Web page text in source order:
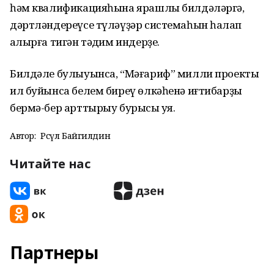
һәм квалификацияһына ярашлы билдәләргә,
дәртләндереүсе түләүҙәр системаһын һаҡлап
ҡалырға тигән тәҡдим индерҙе.
Билдәле булыуынса, “Мәғариф” милли проекты
ил буйынса белем биреү өлкәһенә иғтибарҙы
бермә-бер арттырыу бурысы ҡуя.
Автор: Рәсүл Байгилдин
Читайте нас
Партнеры